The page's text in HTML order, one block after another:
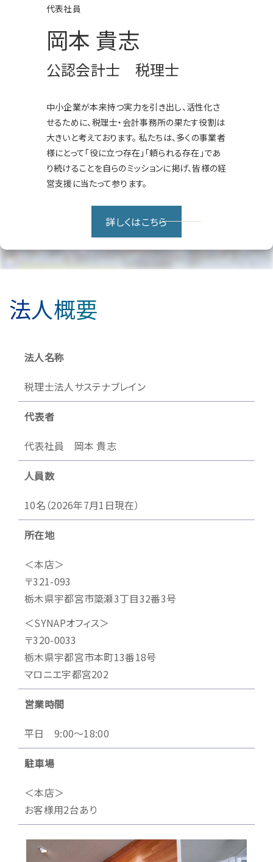
代表社員
岡本 貴志
公認会計士 税理士
中小企業が本来持つ実力を引き出し、活性化さ
せるために、税理士・会計事務所の果たす役割は
大きいと考えております。 私たちは、多くの事業者
様にとって「役に立つ存在」「頼られる存在」であ
り続けることを自らのミッションに掲げ、皆様の経
営支援に当たって参ります。
詳しくはこちら
法人概要
法人名称
税理士法人サステナブレイン
代表者
代表社員 岡本 貴志
人員数
10名（2026年7月1日現在）
所在地
＜本店＞
〒321-093
栃木県宇都宮市簗瀬3丁目32番3号
＜SYNAPオフィス＞
〒320-0033
栃木県宇都宮市本町13番18号
マロニエ宇都宮202
営業時間
平日 9:00～18:00
駐車場
＜本店＞
お客様用2台あり